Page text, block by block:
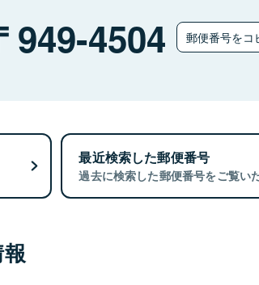
949-4504 郵便番号をコ
最近検索した郵便番号
過去に検索した郵便番号をご覧い